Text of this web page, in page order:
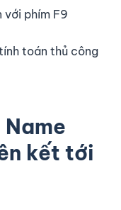
với phím F9
toán thủ công
Name
kết tới